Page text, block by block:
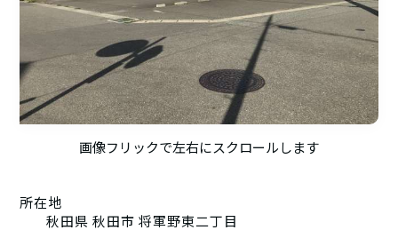
所在地
秋田県 秋田市 将軍野東二丁目
画像フリックで左右にスクロールします